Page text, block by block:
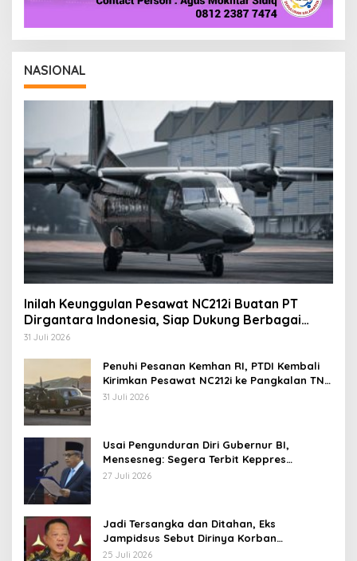
NASIONAL
Inilah Keunggulan Pesawat NC212i Buatan PT
Dirgantara Indonesia, Siap Dukung Berbagai
Operasi TNI
31 Juli 2026
Penuhi Pesanan Kemhan RI, PTDI Kembali
Kirimkan Pesawat NC212i ke Pangkalan TNI
AU
31 Juli 2026
Usai Pengunduran Diri Gubernur BI,
Mensesneg: Segera Terbit Keppres
Pemberhentian dengan Hormat
27 Juli 2026
Jadi Tersangka dan Ditahan, Eks
Jampidsus Sebut Dirinya Korban
Kriminalisasi
25 Juli 2026